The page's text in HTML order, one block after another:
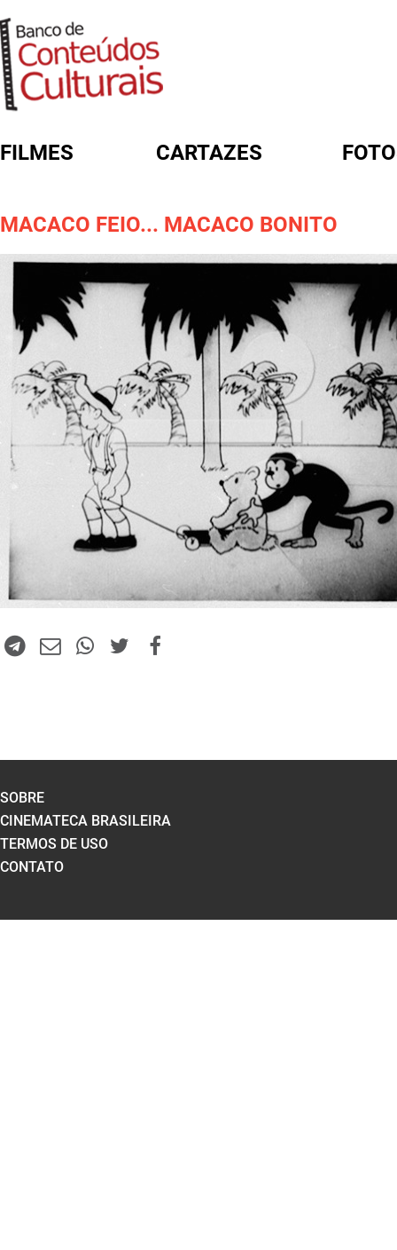
FILMES CARTAZES
MACACO FEIO... MACACO BONITO
SOBRE
CINEMATECA BRASILEIRA
TERMOS DE USO
CONTATO